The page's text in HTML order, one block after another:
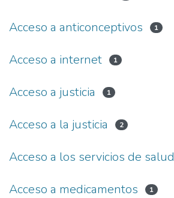
Acceso a anticonceptivos 1
Acceso a internet 1
Acceso a justicia 1
Acceso a la justicia 2
Acceso a los servicios de salud
Acceso a medicamentos 1